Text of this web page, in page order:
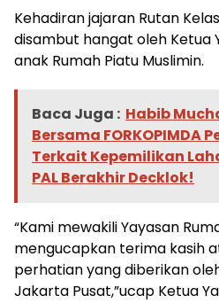
Kehadiran jajaran Rutan
disambut hangat oleh Ketua
anak Rumah Piatu Muslimin.
Baca Juga : Habib
Bersama FORKOPIMDA
Terkait Kepemilikan
PAL Berakhir Decklok!
“Kami mewakili Yayasan
mengucapkan terima kasih
perhatian yang diberikan
Jakarta Pusat,”ucap Ketua